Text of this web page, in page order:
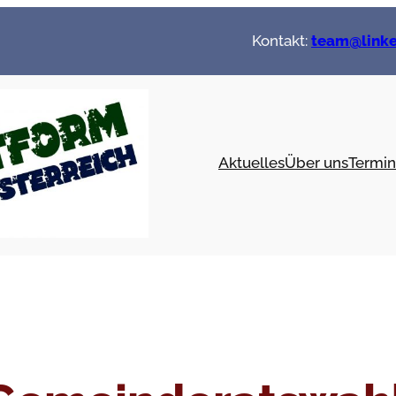
Kontakt:
AktuellesÜber uns